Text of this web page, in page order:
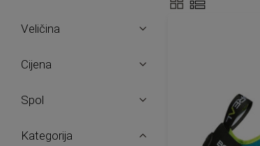
Prikaži
Veličina
Cijena
Spol
Kategorija